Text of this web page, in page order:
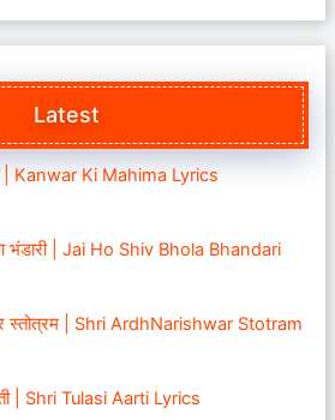
Latest
| Kanwar Ki Mahima Lyrics
भंडारी | Jai Ho Shiv Bhola Bhandari
स्तोत्रम | Shri ArdhNarishwar Stotram
| Shri Tulasi Aarti Lyrics